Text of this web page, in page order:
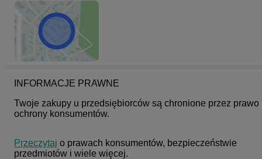
INFORMACJE PRAWNE
Twoje zakupy u przedsiębiorców są chronione przez prawo
ochrony konsumentów.
Przeczytaj o prawach konsumentów, bezpieczeństwie
przedmiotów i wiele więcej.